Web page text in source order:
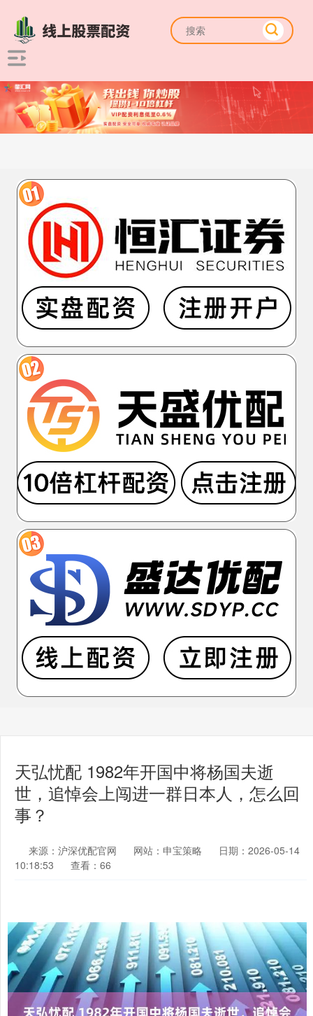
天弘忧配 1982年开国中将杨国夫逝
世，追悼会上闯进一群日本人，怎么回
事？
来源：沪深优配官网 网站：申宝策略
日期：2026-05-14
10:18:53
查看：66